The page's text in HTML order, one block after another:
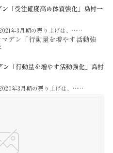
「受注確度高め体質強化」島村一
年3月期の売り上げは、……
「行動量を増やす活動強化」島村
年3月期の売り上げは、……